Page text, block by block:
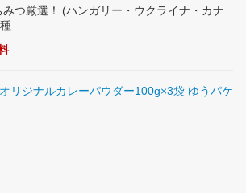
つ厳選！ (ハンガリー・ウクライナ・カナ